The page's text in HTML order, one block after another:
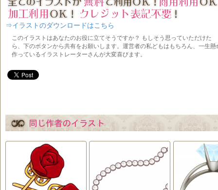
⇒イラストのダウンロードはこちら